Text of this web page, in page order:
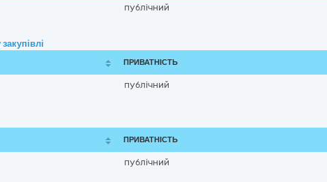
публічний
ПРИВАТНІСТЬ
публічний
ПРИВАТНІСТЬ
публічний